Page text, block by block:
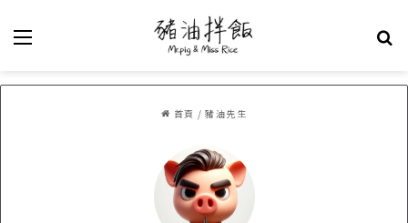
首頁 / 豬油先生